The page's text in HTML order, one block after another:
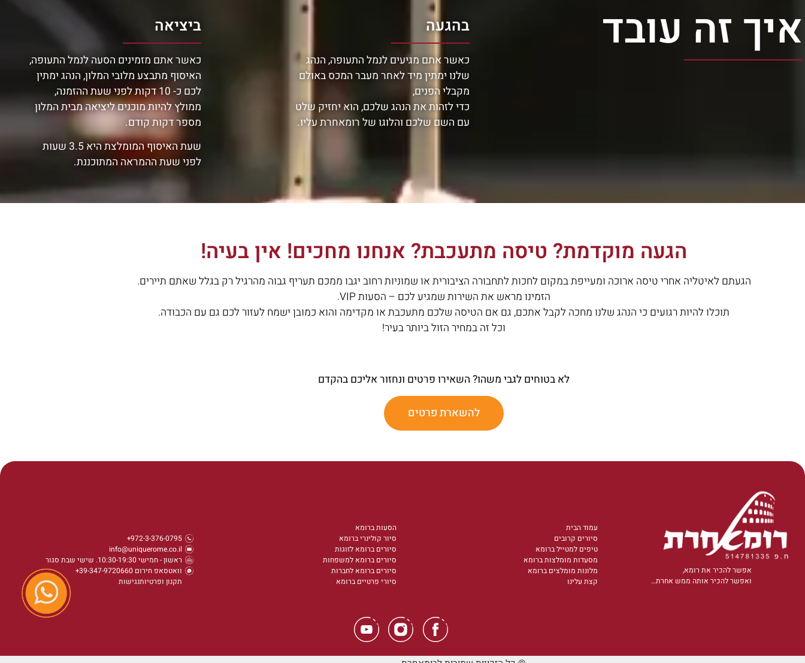
איך זה עובד בהגעה
כאשר אתם מגיעים לנמל התעופה, הנהג
שלנו ימתין מיד לאחר מעבר המכס באולם
מקבלי הפנים,
כדי לזהות את הנהג שלכם, הוא יחזיק שלט
עם השם שלכם והלוגו של רומאחרת עליו.
ביציאה
כאשר אתם מזמינים הסעה לנמל התעופה,
האיסוף מתבצע מלובי המלון, הנהג ימתין
לכם כ- 10 דקות לפני שעת ההזמנה,
ממולץ להיות מוכנים ליציאה מבית המלון
מספר דקות קודם.
שעת האיסוף המומלצת היא 3.5 שעות
לפני שעת ההמראה המתוכננת.
הגעה מוקדמת? טיסה מתעכבת? אנחנו מחכים! אין בעיה!
הגעתם לאיטליה אחרי טיסה ארוכה ומעייפת במקום לחכות לתחבורה הציבורית או שמוניות רחוב יגבו ממכם תעריף גבוה מהרגיל רק בגלל שאתם תיירים.
הזמינו מראש את השירות שמגיע לכם – הסעות VIP.
תוכלו להיות רגועים כי הנהג שלנו מחכה לקבל אתכם, גם אם הטיסה שלכם מתעכבת או מקדימה והוא כמובן ישמח לעזור לכם גם עם הכבודה.
וכל זה במחיר הזול ביותר בעיר!
לא בטוחים לגבי משהו? השאירו פרטים ונחזור אליכם בהקדם
להשארת פרטים
אפשר להכיר את רומא,
ואפשר להכיר אותה ממש אחרת…
עמוד הבית
סיורים קרובים
טיפים למטייל ברומא
מסעדות מומלצות ברומא
מלונות מומלצים ברומא
קצת עלינו
הסעות ברומא
סיור קולינרי ברומא
סיורים ברומא לזוגות
סיורים ברומא למשפחות
סיורים ברומא לחברות
סיורי פרטיים ברומא
972-3-376-0795+
info@uniquerome.co.il
ראשון - חמישי 10:30-19:30. שישי שבת סגור
וואטסאפ חירום 39-347-9720660+
תקנון ופרטיותנגישות